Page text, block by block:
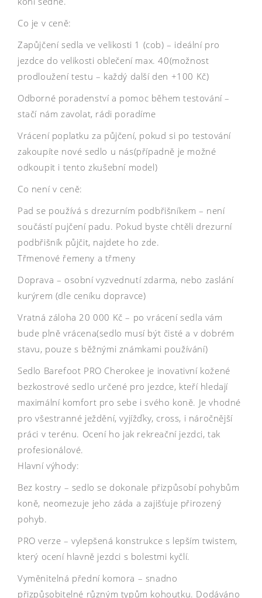
Co je v ceně:
Zapůjčení sedla ve velikosti 1 (cob) – ideální pro
jezdce do velikosti oblečení max. 40(možnost
prodloužení testu – každý další den +100 Kč)
Odborné poradenství a pomoc během testování –
stačí nám zavolat, rádi poradíme
Vrácení poplatku za půjčení, pokud si po testování
zakoupíte nové sedlo u nás(případně je možné
odkoupit i tento zkušební model)
Co není v ceně:
Pad se používá s drezurním podbřišníkem – není
součástí pujčení padu. Pokud byste chtěli drezurní
podbřišník půjčit, najdete ho zde.
Třmenové řemeny a třmeny
Doprava – osobní vyzvednutí zdarma, nebo zaslání
kurýrem (dle ceníku dopravce)
Vratná záloha 20 000 Kč – po vrácení sedla vám
bude plně vrácena(sedlo musí být čisté a v dobrém
stavu, pouze s běžnými známkami používání)
Sedlo Barefoot PRO Cherokee je inovativní kožené
bezkostrové sedlo určené pro jezdce, kteří hledají
maximální komfort pro sebe i svého koně. Je vhodné
pro všestranné ježdění, vyjížďky, cross, i náročnější
práci v terénu. Ocení ho jak rekreační jezdci, tak
profesionálové.
Hlavní výhody:
Bez kostry – sedlo se dokonale přizpůsobí pohybům
koně, neomezuje jeho záda a zajišťuje přirozený
pohyb.
PRO verze – vylepšená konstrukce s lepším twistem,
který ocení hlavně jezdci s bolestmi kyčlí.
Vyměnitelná přední komora – snadno
přizpůsobitelné různým typům kohoutku. Dodáváno